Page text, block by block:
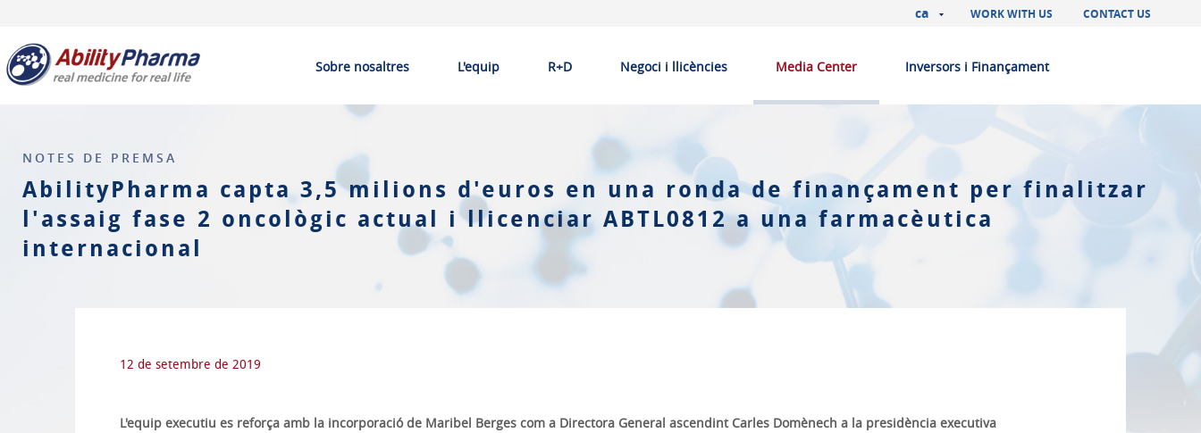
WORK WITH US CONTACT US
ca
Sobre nosaltres L'equip R+D Negoci i llicències Media Center Inversors i Finançament
NOTES DE PREMSA
AbilityPharma capta 3,5 milions d'euros en una ronda de finançament per finalitzar
l'assaig fase 2 oncològic actual i llicenciar ABTL0812 a una farmacèutica
internacional
12 de setembre de 2019
L'equip executiu es reforça amb la incorporació de Maribel Berges com a Directora General ascendint Carles Domènech a la presidència executiva